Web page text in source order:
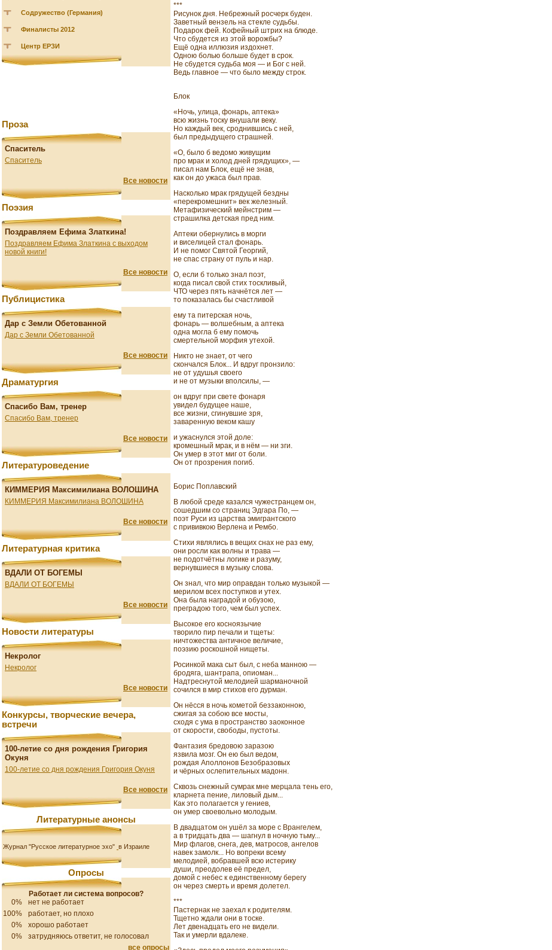
Содружество (Германия)
Финалисты 2012
Центр ЕРЗИ
Проза
Спаситель
Спаситель
Все новости
Поэзия
Поздравляем Ефима Златкина!
Поздравляем Ефима Златкина с выходом
новой книги!
Все новости
Публицистика
Дар с Земли Обетованной
Дар с Земли Обетованной
Все новости
Драматургия
Спасибо Вам, тренер
Спасибо Вам, тренер
Все новости
Литературоведение
КИММЕРИЯ Максимилиана ВОЛОШИНА
КИММЕРИЯ Максимилиана ВОЛОШИНА
Все новости
Литературная критика
ВДАЛИ ОТ БОГЕМЫ
ВДАЛИ ОТ БОГЕМЫ
Все новости
Новости литературы
Некролог
Некролог
Все новости
Конкурсы, творческие вечера,
встречи
100-летие со дня рождения Григория
Окуня
100-летие со дня рождения Григория Окуня
Все новости
Литературные анонсы
Журнал "Русское литературное эхо" в Израиле
Опросы
Работает ли система вопросов?
0%
нет не работает
100%
работает, но плохо
0%
хорошо работает
0%
затрудняюсь ответит, не голосовал
все опросы
***
Рисунок дня. Небрежный росчерк буден.
Заветный вензель на стекле судьбы.
Подарок фей. Кофейный штрих на блюде.
Что сбудется из этой ворожбы?
Ещё одна иллюзия издохнет.
Одною болью больше будет в срок.
Не сбудется судьба моя — и Бог с ней.
Ведь главное — что было между строк.
Блок
«Ночь, улица, фонарь, аптека»
всю жизнь тоску внушали веку.
Но каждый век, сроднившись с ней,
был предыдущего страшней.
«О, было б ведомо живущим
про мрак и холод дней грядущих», —
писал нам Блок, ещё не знав,
как он до ужаса был прав.
Насколько мрак грядущей бездны
«перекромешнит» век железный.
Метафизический мейнстрим —
страшилка детская пред ним.
Аптеки обернулись в морги
и виселицей стал фонарь.
И не помог Святой Георгий,
не спас страну от пуль и нар.
О, если б только знал поэт,
когда писал свой стих тоскливый,
ЧТО через пять начнётся лет —
то показалась бы счастливой
ему та питерская ночь,
фонарь — волшебным, а аптека
одна могла б ему помочь
смертельной морфия утехой.
Никто не знает, от чего
скончался Блок... И вдруг пронзило:
не от удушья своего
и не от музыки вполсилы, —
он вдруг при свете фонаря
увидел будущее наше,
все жизни, сгинувшие зря,
заваренную веком кашу
и ужаснулся этой доле:
кромешный мрак, и в нём — ни зги.
Он умер в этот миг от боли.
Он от прозрения погиб.
Борис Поплавский
В любой среде казался чужестранцем он,
сошедшим со страниц Эдгара По, —
поэт Руси из царства эмигрантского
с прививкою Верлена и Рембо.
Стихи являлись в вещих снах не раз ему,
они росли как волны и трава —
не подотчётны логике и разуму,
вернувшиеся в музыку слова.
Он знал, что мир оправдан только музыкой —
мерилом всех поступков и утех.
Она была наградой и обузою,
преградою того, чем был успех.
Высокое его косноязычие
творило пир печали и тщеты:
ничтожества античное величие,
поэзию роскошной нищеты.
Росинкой мака сыт был, с неба манною —
бродяга, шантрапа, опиоман...
Надтреснутой мелодией шарманочной
сочился в мир стихов его дурман.
Он нёсся в ночь кометой беззаконною,
сжигая за собою все мосты,
сходя с ума в пространство заоконное
от скорости, свободы, пустоты.
Фантазия бредовою заразою
язвила мозг. Он ею был ведом,
рождая Аполлонов Безобразовых
и чёрных ослепительных мадонн.
Сквозь снежный сумрак мне мерцала тень его,
кларнета пение, лиловый дым...
Как это полагается у гениев,
он умер своевольно молодым.
В двадцатом он ушёл за море с Врангелем,
а в тридцать два — шагнул в ночную тьму...
Мир флагов, снега, дев, матросов, ангелов
навек замолк... Но вопреки всему
мелодией, вобравшей всю истерику
души, преодолев её предел,
домой с небес к единственному берегу
он через смерть и время долетел.
***
Пастернак не заехал к родителям.
Тщетно ждали они в тоске.
Лет двенадцать его не видели.
Так и умерли вдалеке.